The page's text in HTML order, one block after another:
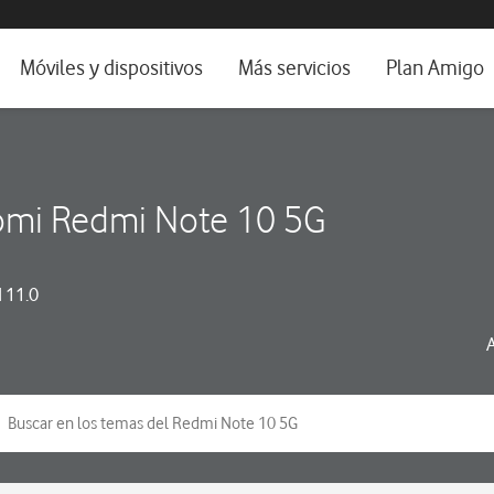
e idioma
Móviles y dispositivos
Ver todos
Más servicios Plan Amigo
Redmi Note 10 5G
11.0